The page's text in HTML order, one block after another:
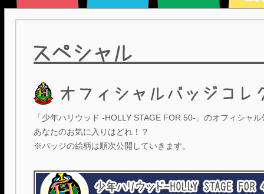
「少年ハリウッド -HOLLY STAGE FOR 50-」のオフィシャ
あなたのお気に入りはどれ！？
※バッジの絵柄は順次公開していきます。